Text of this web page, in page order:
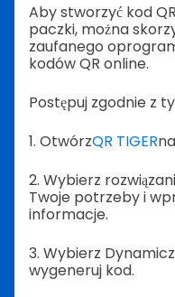
Aby stworzyć kod
paczki, można
zaufanego
kodów QR online.
Postępuj zgodnie z
1. OtwórzQR TIGER
2. Wybierz
Twoje potrzeby i
informacje.
3. Wybierz
wygeneruj kod.